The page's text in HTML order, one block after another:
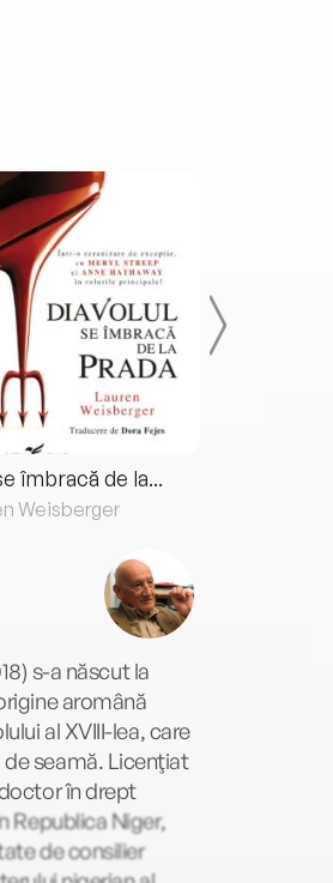
îmbracă de la...
Weisberger
s-a născut la
aromână
al XVIII-lea, care
seamă. Licenţiat
în drept
Republica Niger,
de consilier